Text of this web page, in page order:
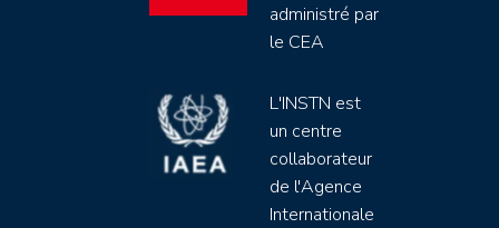
administré par
le CEA
L'INSTN est
un centre
collaborateur
de l'Agence
Internationale